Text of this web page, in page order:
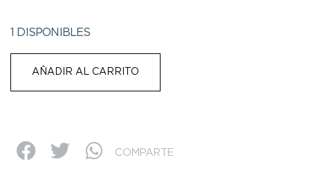
1 DISPONIBLES
AÑADIR AL CARRITO
COMPARTE